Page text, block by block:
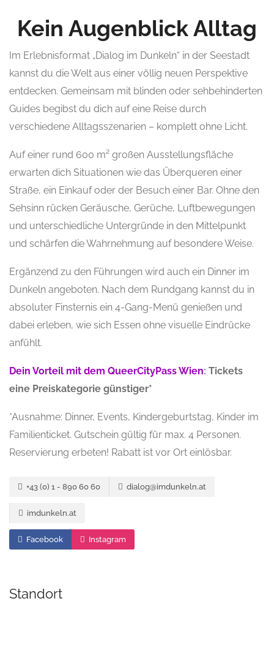
Kein Augenblick Alltag
Im Erlebnisformat „Dialog im Dunkeln“ in der Seestadt
kannst du die Welt aus einer völlig neuen Perspektive
entdecken. Gemeinsam mit blinden oder sehbehinderten
Guides begibst du dich auf eine Reise durch
verschiedene Alltagsszenarien – komplett ohne Licht.
Auf einer rund 600 m² großen Ausstellungsfläche
erwarten dich Situationen wie das Überqueren einer
Straße, ein Einkauf oder der Besuch einer Bar. Ohne den
Sehsinn rücken Geräusche, Gerüche, Luftbewegungen
und unterschiedliche Untergründe in den Mittelpunkt
und schärfen die Wahrnehmung auf besondere Weise.
Ergänzend zu den Führungen wird auch ein Dinner im
Dunkeln angeboten. Nach dem Rundgang kannst du in
absoluter Finsternis ein 4-Gang-Menü genießen und
dabei erleben, wie sich Essen ohne visuelle Eindrücke
anfühlt.
Dein Vorteil mit dem QueerCityPass Wien: Tickets
eine Preiskategorie günstiger*
*Ausnahme: Dinner, Events, Kindergeburtstag, Kinder im
Familienticket. Gutschein gültig für max. 4 Personen.
Reservierung erbeten! Rabatt ist vor Ort einlösbar.
+43 (0) 1 - 890 60 60 dialog@imdunkeln.at
imdunkeln.at
Facebook Instagram
Standort